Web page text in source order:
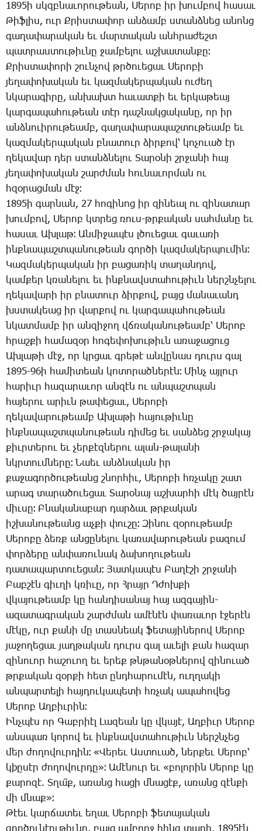
1895ի սկզբնա­ւո­րու­թեան, ­Սե­րոբ իր խում­բով հա­սաւ
­Թիֆ­լիս, ուր Ք­րիս­տա­փոր ան­ձամբ ստանձ­նեց ա­նոնց
գա­ղա­փա­րա­կան եւ մար­տա­կան անհ­րա­ժեշտ
պատ­րաս­տու­թիւ­նը ջամ­բե­լու աշ­խա­տան­քը։
Ք­րիս­տա­փո­րի շուն­չով թրծո­ւե­ցաւ ­Սե­րո­բի
յե­ղա­փո­խա­կան եւ կազ­մա­կեր­պա­կան ու­ժեղ
նկա­րա­գի­րը, ան­խախտ հա­ւատ­քի եւ եր­կա­թեայ
կար­գա­պա­հու­թեան տէր դաշ­նակ­ցա­կա­նը, որ իր
անձ­նո­ւի­րու­թեամբ, գա­ղա­փա­րա­պաշ­տու­թեամբ եւ
կազ­մա­կեր­պա­կան բնա­տուր ձիր­քով՝ կո­չո­ւած էր
ղե­կա­վար դեր ստանձ­նե­լու ­Տա­րօ­նի շրջա­նի հայ
յե­ղա­փո­խա­կան շարժ­ման հու­նա­ւոր­ման ու
հզօ­րաց­ման մէջ։
1895ի գար­նան, 27 հո­գի­նոց իր զի­նեալ ու զի­նա­տար
խում­բով, ­Սե­րոբ կտրեց ռուս-թրքա­կան սահ­մա­նը եւ
հա­սաւ Ախ­լաթ։ Ան­մի­ջա­պէս լծո­ւե­ցաւ գա­ւա­ռի
ինք­նա­պաշտ­պա­նու­թեան գոր­ծի կազ­մա­կեր­պու­մին։
­Կազ­մա­կեր­պա­կան իր բա­ցա­ռիկ տա­ղան­դով,
կամ­քեր կռա­նե­լու եւ ինք­նավս­տա­հու­թիւն ներշն­չե­լու
ղե­կա­վա­րի իր բնա­տուր ձիր­քով, բայց մա­նա­ւանդ
խստա­կեաց իր վար­քով ու կար­գա­պա­հու­թեան
նկատ­մամբ իր ան­զի­ջող վճռա­կա­նու­թեամբ՝ ­Սե­րոբ
հրաշ­քի հա­մա­զօր հո­գե­փո­խու­թիւն ա­ռա­ջա­ցուց
Ախ­լա­թի մէջ, որ կրցաւ գրե­թէ անվը­նաս դուրս գալ
1895-96ի հա­մի­տեան կո­տո­րած­նե­րէն։ ­Մինչ այ­լուր
հա­րիւր հա­զա­րա­ւոր ան­զէն ու ան­պաշտ­պան
հա­յե­րու ա­րիւն թա­փե­ցաւ, ­Սե­րո­բի
ղե­կա­վա­րու­թեամբ Ախ­լա­թի հա­յու­թիւ­նը
ինք­նա­պաշտ­պա­նու­թեան դի­մեց եւ սան­ձեց շրջա­կայ
քիւր­տե­րու եւ չեր­քէզ­նե­րու ա­լան-թա­լա­նի
նկրտում­նե­րը։ ­Նաեւ անձ­նա­կան իր
քա­ջա­գոր­ծու­թեանց շնոր­հիւ, ­Սե­րո­բի հռչա­կը շատ
ա­րագ տա­րա­ծո­ւե­ցաւ ­Տա­րօ­նայ աշ­խար­հի մէկ ծայ­րէն
միւ­սը։ Բ­նա­կա­նա­բար դար­ձաւ թրքա­կան
իշ­խա­նու­թեանց աչ­քի փու­շը։ ­Զի­նու զօ­րու­թեամբ
­Սե­րո­բը ձեռք ան­ցը­նե­լու կա­ռա­վա­րու­թեան բա­զում
փոր­ձե­րը ան­փա­ռու­նակ ձա­խո­ղու­թեան
դա­տա­պար­տո­ւե­ցան։ ­Յատ­կա­պէս ­Բա­ղէ­շի շրջա­նի
­Բաբ­շէն գիւ­ղի կռի­ւը, որ Հ­րայր Դ­ժոխ­քի
վկա­յու­թեամբ կը հան­դի­սա­նայ հայ ազ­գա­յին-
ա­զա­տագ­րա­կան շարժ­ման ա­մէ­նէն փա­ռա­ւոր է­ջե­րէն
մէ­կը, ուր քա­նի մը տաս­նեակ ֆե­տա­յի­նե­րով ­Սե­րոբ
յա­ջո­ղե­ցաւ յաղ­թա­կան դուրս գալ ա­ւե­լի քան հա­զար
զի­նո­ւոր հա­շուող եւ ե­րեք թնթա­նօթ­նե­րով զի­նո­ւած
թրքա­կան զօր­քի հետ ընդ­հա­րու­մէն, ուղ­ղա­կի
ան­պար­տե­լի հայ­դու­կա­պե­տի հռչակ ա­պա­հո­վեց
­Սե­րոբ Աղ­բիւ­րին։
Ինչ­պէս որ ­Գաբ­րիէլ ­Լա­զեան կը վկա­յէ, Աղ­բիւր ­Սե­րոբ
անս­պառ կո­րով եւ ինք­նավս­տա­հու­թիւն ներշն­չեց
մեր ժո­ղո­վուր­դին։ «­Վե­րեւ Աս­տո­ւած, ներ­քեւ ­Սե­րոբ՝
կ­þը­սէր ժո­ղո­վուր­դը»։ Ա­մէ­նուր եւ «բո­լո­րին ­Սե­րոբ կը
քա­րո­զէ. Տ­ղա՜ք, ա­ռանց հա­ցի մնա­ցէք, ա­ռանց զէն­քի
մի մնաք»։
­Թէեւ կար­ճա­տեւ ե­ղաւ ­Սե­րո­բի ֆե­տա­յա­կան
գոր­ծու­նէու­թիւ­նը, բայց ամ­բողջ հինգ տա­րի, 1895էն